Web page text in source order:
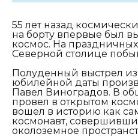
55 лет назад
на борту впервые был
космос. На
Северной столице
Полуденный выстрел
юбилейной даты
Павел Виноградов. В
провел в открытом
вошел в историю как
космонавт,
околоземное